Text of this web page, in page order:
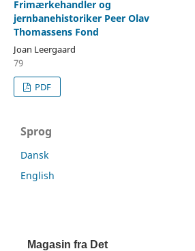
Frimærkehandler og
jernbanehistoriker Peer Olav
Thomassens Fond
Joan Leergaard
79
PDF
Sprog
Dansk
English
Magasin fra Det